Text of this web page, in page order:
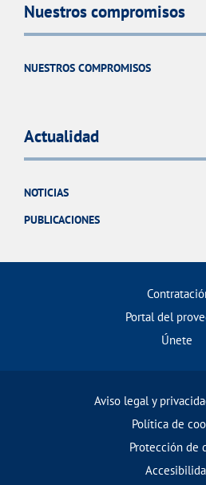
Nuestros compromisos
NUESTROS COMPROMISOS
Actualidad
NOTICIAS
PUBLICACIONES
Portal del
Únete
Aviso legal y
Política de
Protección de